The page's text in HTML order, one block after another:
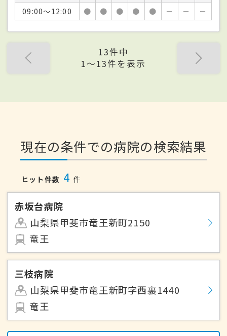
09:00～12:00
● ● ● ● ● － － －
13件中
1〜13件を表示
現在の条件での病院の検索結果
ヒット件数 4 件
赤坂台病院
山梨県甲斐市竜王新町2150
竜王
三枝病院
山梨県甲斐市竜王新町字西裏1440
竜王